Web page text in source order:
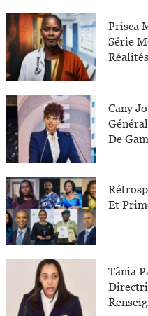
Prisca
Série
Cany
De
Et
Tânia